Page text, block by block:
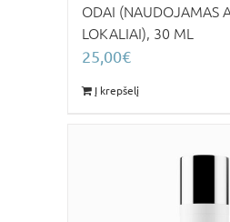
ODAI (NAUDOJAMAS
LOKALIAI), 30 ML
25,00€
Į krepšelį